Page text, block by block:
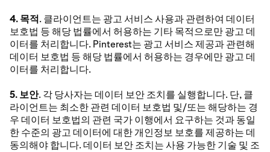
4. 목적. 클라이언트는 광고 서비스 사용과 관련하여 데이터
보호법 등 해당 법률에서 허용하는 기타 목적으로만 광고 데
이터를 처리합니다. Pinterest는 광고 서비스 제공과 관련해
데이터 보호법 등 해당 법률에서 허용하는 경우에만 광고 데
이터를 처리합니다.
5. 보안. 각 당사자는 데이터 보안 조치를 실행합니다. 단, 클
라이언트는 최소한 관련 데이터 보호법 및/또는 해당하는 경
우 데이터 보호법의 관련 국가 이행에서 요구하는 것과 동일
한 수준의 광고 데이터에 대한 개인정보 보호를 제공하는 데
동의해야 합니다. 데이터 보안 조치는 사용 가능한 기술 및 조